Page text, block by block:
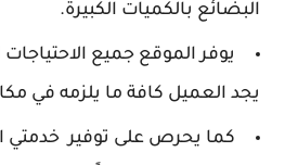
البضائع بالكميات الكبيرة.
يوفر الموقع جميع الاحتياجات
يجد العميل كافة ما يلزمه في
كما يحرص على توفير خدمتي